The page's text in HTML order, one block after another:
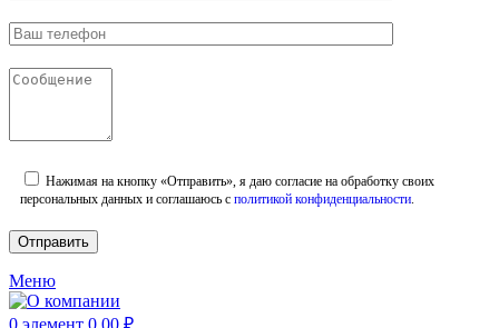
Нажимая на кнопку «Отправить», я даю согласие на обработку своих
персональных данных и соглашаюсь с политикой конфиденциальности.
Меню
0 элемент 0,00 ₽